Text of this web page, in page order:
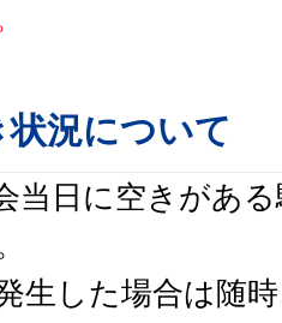
況について
当日に空きがあ
生した場合は随